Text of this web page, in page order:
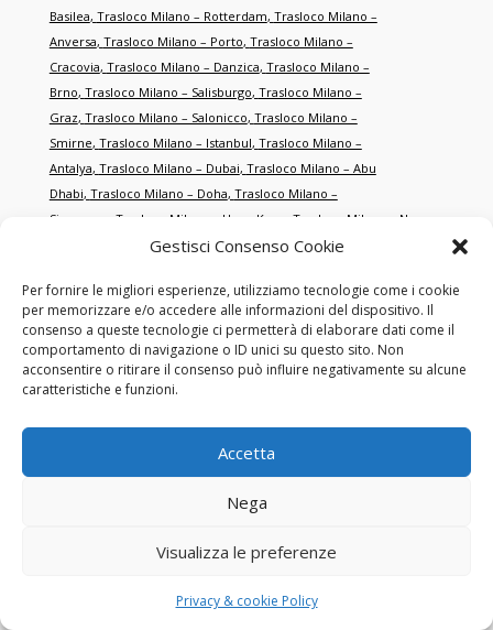
Gestisci Consenso Cookie
Per fornire le migliori esperienze, utilizziamo tecnologie come i cookie
per memorizzare e/o accedere alle informazioni del dispositivo. Il
consenso a queste tecnologie ci permetterà di elaborare dati come il
comportamento di navigazione o ID unici su questo sito. Non
acconsentire o ritirare il consenso può influire negativamente su alcune
caratteristiche e funzioni.
Accetta
Nega
Visualizza le preferenze
Privacy & cookie Policy
Basilea, Trasloco Milano – Rotterdam, Trasloco Milano –
Anversa, Trasloco Milano – Porto, Trasloco Milano –
Cracovia, Trasloco Milano – Danzica, Trasloco Milano –
Brno, Trasloco Milano – Salisburgo, Trasloco Milano –
Graz, Trasloco Milano – Salonicco, Trasloco Milano –
Smirne, Trasloco Milano – Istanbul, Trasloco Milano –
Antalya, Trasloco Milano – Dubai, Trasloco Milano – Abu
Dhabi, Trasloco Milano – Doha, Trasloco Milano –
Singapore
Trasloco Milano – Hong Kong
Trasloco Milano – New
Trasloco Milano – Miami,Trasloco Milano – Los
Montréal ,Trasloco Milano – Sydney,Trasloco Milano –
Melbourne, Trasloco Milano – Tokyo,Trasloco Milano –
Shanghai,Trasloco Milano – Pechino,Trasloco Milano – San
Francisco ,Trasloco Milano – Chicago ,Trasloco Milano –
Boston,Trasloco Milano – Washington
Trasloco Milano – Seattle
Trasloco Milano – Las
Trasloco Milano – Phoenix
Trasloco Roma – Parigi,Trasloco Roma – Berlino,
Trasloco Roma – Bruxelles,Trasloco Roma –